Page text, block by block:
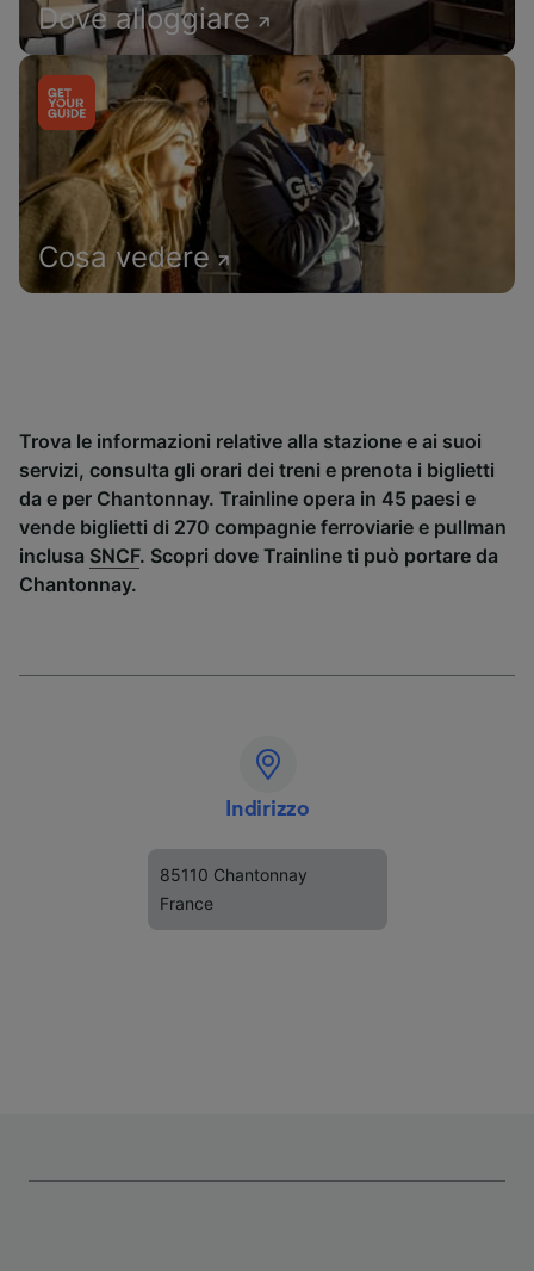
Dove alloggiare
Cosa vedere
Trova le informazioni relative alla stazione e ai suoi
servizi, consulta gli orari dei treni e prenota i biglietti
da e per Chantonnay. Trainline opera in 45 paesi e
vende biglietti di 270 compagnie ferroviarie e pullman
inclusa SNCF. Scopri dove Trainline ti può portare da
Chantonnay.
Indirizzo
85110 Chantonnay
France